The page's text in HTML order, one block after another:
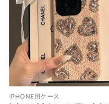
IPHONE用ケース